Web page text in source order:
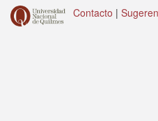
Contacto |